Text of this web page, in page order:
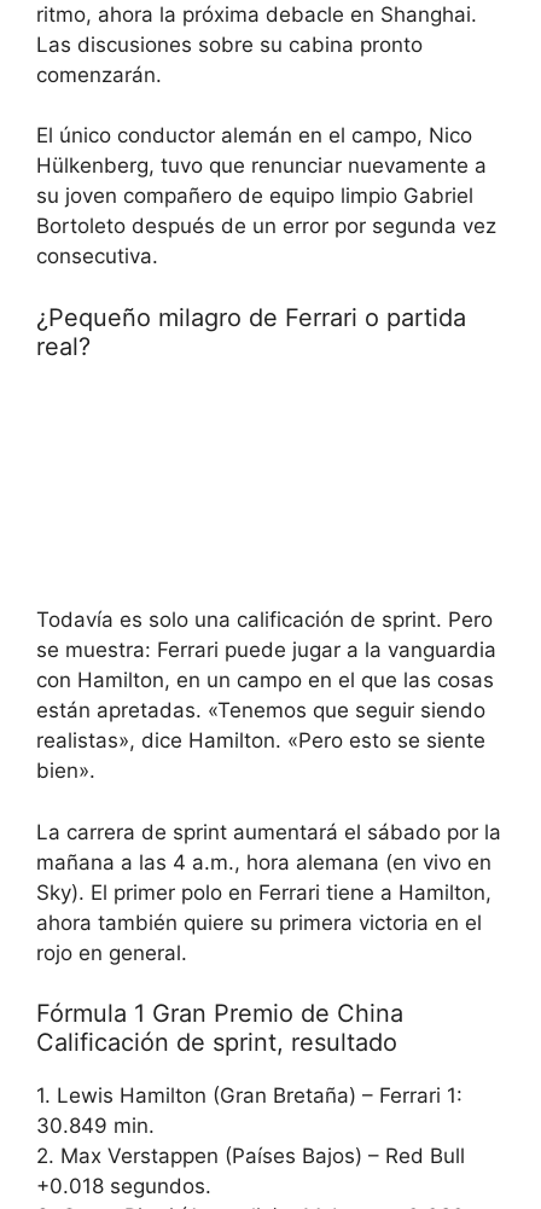
ritmo, ahora la próxima debacle en Shanghai.
Las discusiones sobre su cabina pronto
comenzarán.
El único conductor alemán en el campo, Nico
Hülkenberg, tuvo que renunciar nuevamente a
su joven compañero de equipo limpio Gabriel
Bortoleto después de un error por segunda vez
consecutiva.
¿Pequeño milagro de Ferrari o partida
real?
Todavía es solo una calificación de sprint. Pero
se muestra: Ferrari puede jugar a la vanguardia
con Hamilton, en un campo en el que las cosas
están apretadas. «Tenemos que seguir siendo
realistas», dice Hamilton. «Pero esto se siente
bien».
La carrera de sprint aumentará el sábado por la
mañana a las 4 a.m., hora alemana (en vivo en
Sky). El primer polo en Ferrari tiene a Hamilton,
ahora también quiere su primera victoria en el
rojo en general.
Fórmula 1 Gran Premio de China
Calificación de sprint, resultado
1. Lewis Hamilton (Gran Bretaña) – Ferrari 1:
30.849 min.
2. Max Verstappen (Países Bajos) – Red Bull
+0.018 segundos.